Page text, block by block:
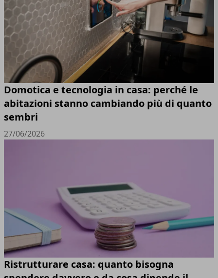
Domotica e tecnologia in casa: perché le
abitazioni stanno cambiando più di quanto
sembri
27/06/2026
Ristrutturare casa: quanto bisogna